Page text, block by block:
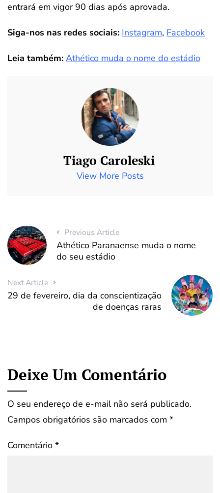
entrará em vigor 90 dias após aprovada.
Siga-nos nas redes sociais: Instagram, Facebook
Leia também: Athético muda o nome do estádio
Tiago Caroleski
View More Posts
Previous Article
Athético Paranaense muda o nome
do seu estádio
Next Article
29 de fevereiro, dia da conscientização
de doenças raras
Deixe Um Comentário
O seu endereço de e-mail não será publicado.
Campos obrigatórios são marcados com *
Comentário *